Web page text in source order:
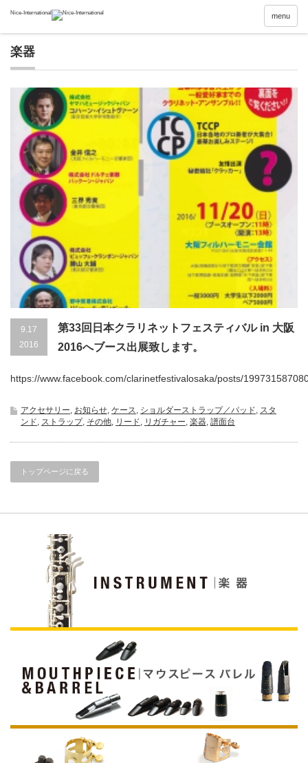
menu
楽器
9.17
2016
第33回日本クラリネットフェスティバル in 大阪
2016へブース出展致します。
https://www.facebook.com/clarinetfestivalosaka/posts/
アクセサリー, お知らせ, ケース, ショルダーストラップ／パッド, スタ
ンド, ストラップ, その他, リード, リガチャー, 楽器, 譜面台
トップページに戻る